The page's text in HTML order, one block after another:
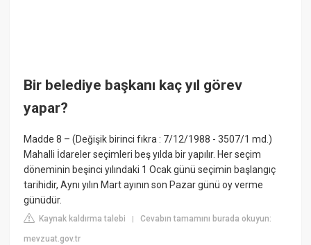
Bir belediye başkanı kaç yıl görev
yapar?
Madde 8 – (Değişik birinci fıkra : 7/12/1988 - 3507/1 md.)
Mahalli İdareler seçimleri beş yılda bir yapılır. Her seçim
döneminin beşinci yılındaki 1 Ocak günü seçimin başlangıç
tarihidir, Aynı yılın Mart ayının son Pazar günü oy verme
günüdür.
Kaynak kaldırma talebi |Cevabın tamamını burada okuyun:
mevzuat.gov.tr